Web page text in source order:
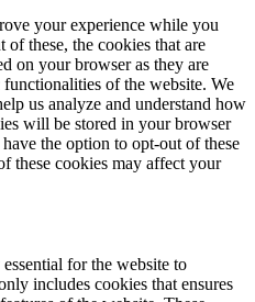
your experience while you
these, the cookies that are
on your browser as they are
of the website. We
us analyze and understand how
will be stored in your browser
the option to opt-out of these
these cookies may affect your
for the website to
includes cookies that ensures